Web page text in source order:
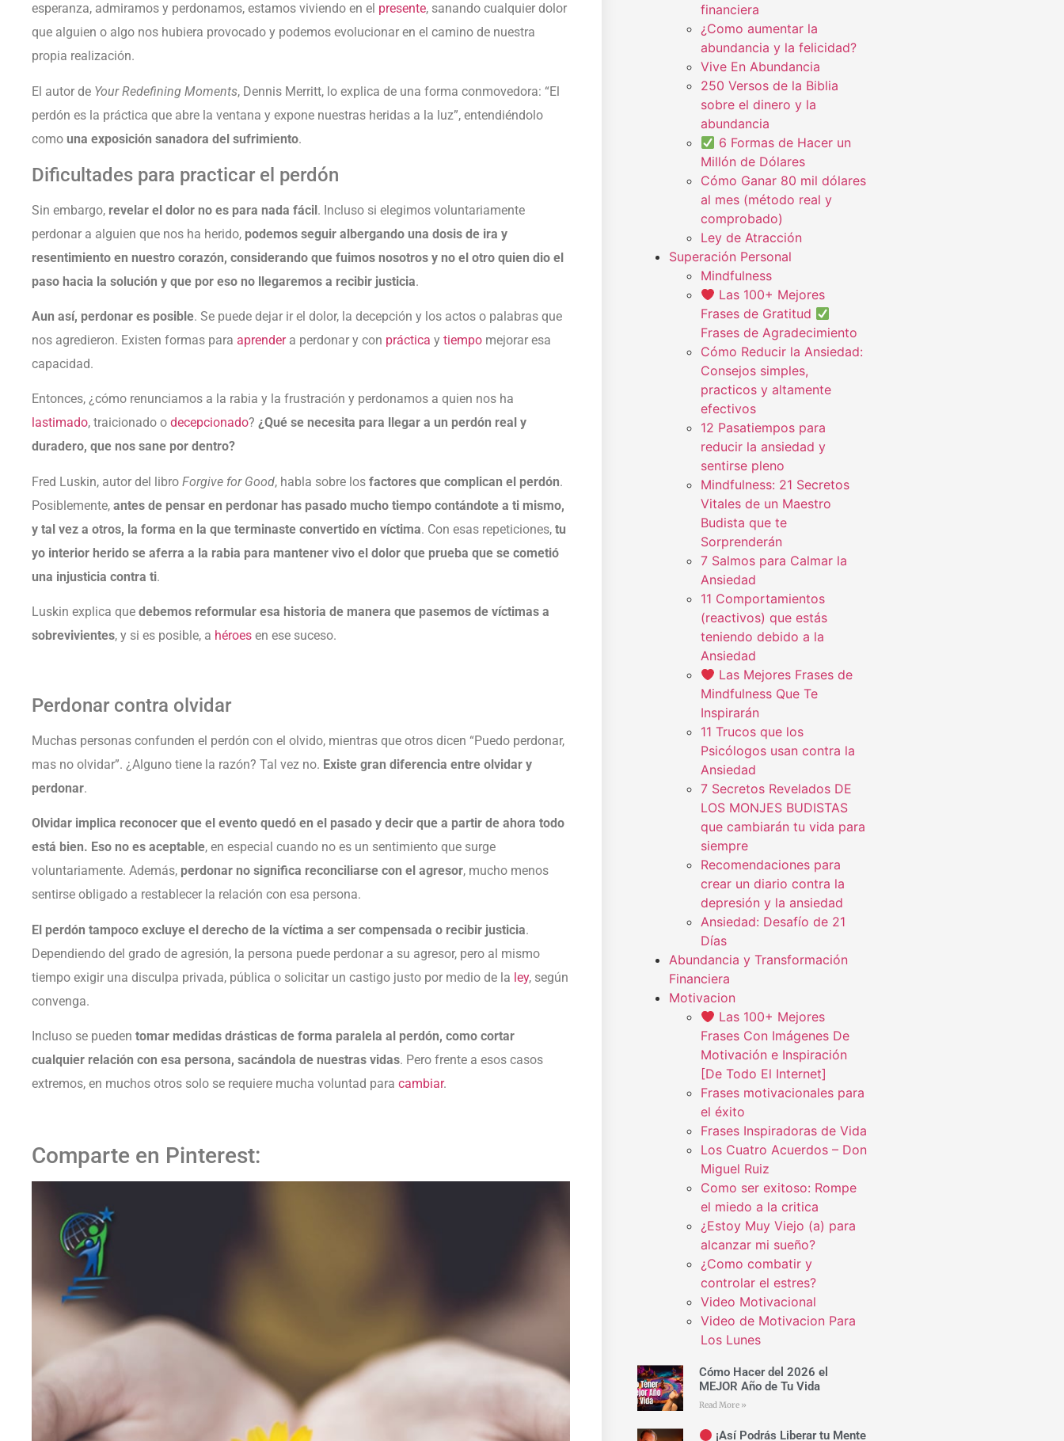
esperanza, admiramos y perdonamos, estamos viviendo en el presente, sanando cualquier dolor
que alguien o algo nos hubiera provocado y podemos evolucionar en el camino de nuestra
propia realización.
El autor de Your Redefining Moments, Dennis Merritt, lo explica de una forma conmovedora: “El
perdón es la práctica que abre la ventana y expone nuestras heridas a la luz”, entendiéndolo
como una exposición sanadora del sufrimiento.
Dificultades para practicar el perdón
Sin embargo, revelar el dolor no es para nada fácil. Incluso si elegimos voluntariamente
perdonar a alguien que nos ha herido, podemos seguir albergando una dosis de ira y
resentimiento en nuestro corazón, considerando que fuimos nosotros y no el otro quien dio el
paso hacia la solución y que por eso no llegaremos a recibir justicia.
Aun así, perdonar es posible. Se puede dejar ir el dolor, la decepción y los actos o palabras que
nos agredieron. Existen formas para aprendera perdonar y con práctica y tiempo mejorar esa
capacidad.
Entonces, ¿cómo renunciamos a la rabia y la frustración y perdonamos a quien nos ha
lastimado, traicionado o decepcionado? ¿Qué se necesita para llegar a un perdón real y
duradero, que nos sane por dentro?
Fred Luskin, autor del libro Forgive for Good, habla sobre los factores que complican el perdón.
Posiblemente, antes de pensar en perdonar has pasado mucho tiempo contándote a ti mismo,
y tal vez a otros, la forma en la que terminaste convertido en víctima. Con esas repeticiones, tu
yo interior herido se aferra a la rabia para mantener vivo el dolor que prueba que se cometió
una injusticia contra ti.
Luskin explica que debemos reformular esa historia de manera que pasemos de víctimas a
sobrevivientes, y si es posible, a héroes en ese suceso.
Perdonar contra olvidar
Muchas personas confunden el perdón con el olvido, mientras que otros dicen “Puedo perdonar,
mas no olvidar”. ¿Alguno tiene la razón? Tal vez no. Existe gran diferencia entre olvidar y
perdonar.
Olvidar implica reconocer que el evento quedó en el pasado y decir que a partir de ahora todo
está bien. Eso no es aceptable, en especial cuando no es un sentimiento que surge
voluntariamente. Además, perdonar no significa reconciliarse con el agresor, mucho menos
sentirse obligado a restablecer la relación con esa persona.
El perdón tampoco excluye el derecho de la víctima a ser compensada o recibir justicia.
Dependiendo del grado de agresión, la persona puede perdonar a su agresor, pero al mismo
tiempo exigir una disculpa privada, pública o solicitar un castigo justo por medio de la ley, según
convenga.
Incluso se pueden tomar medidas drásticas de forma paralela al perdón, como cortar
cualquier relación con esa persona, sacándola de nuestras vidas. Pero frente a esos casos
extremos, en muchos otros solo se requiere mucha voluntad para cambiar.
Comparte en Pinterest:
financiera
¿Como aumentar la
abundancia y la felicidad?
Vive En Abundancia
250 Versos de la Biblia
sobre el dinero y la
abundancia
6 Formas de Hacer un
Millón de Dólares
Cómo Ganar 80 mil dólares
al mes (método real y
comprobado)
Ley de Atracción
Superación Personal
Mindfulness
Las 100+ Mejores
Frases de Gratitud
Frases de Agradecimiento
Cómo Reducir la Ansiedad:
Consejos simples,
practicos y altamente
efectivos
12 Pasatiempos para
reducir la ansiedad y
sentirse pleno
Mindfulness: 21 Secretos
Vitales de un Maestro
Budista que te
Sorprenderán
7 Salmos para Calmar la
Ansiedad
11 Comportamientos
(reactivos) que estás
teniendo debido a la
Ansiedad
Las Mejores Frases de
Mindfulness Que Te
Inspirarán
11 Trucos que los
Psicólogos usan contra la
Ansiedad
7 Secretos Revelados DE
LOS MONJES BUDISTAS
que cambiarán tu vida para
siempre
Recomendaciones para
crear un diario contra la
depresión y la ansiedad
Ansiedad: Desafío de 21
Días
Abundancia y Transformación
Financiera
Motivacion
Las 100+ Mejores
Frases Con Imágenes De
Motivación e Inspiración
[De Todo El Internet]
Frases motivacionales para
el éxito
Frases Inspiradoras de Vida
Los Cuatro Acuerdos – Don
Miguel Ruiz
Como ser exitoso: Rompe
el miedo a la critica
¿Estoy Muy Viejo (a) para
alcanzar mi sueño?
¿Como combatir y
controlar el estres?
Video Motivacional
Video de Motivacion Para
Los Lunes
Cómo Hacer del 2026 el
MEJOR Año de Tu Vida
Read More »
¡Así Podrás Liberar tu Mente